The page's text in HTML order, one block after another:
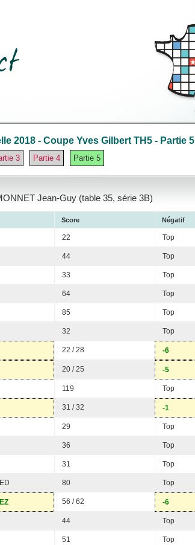
2018 - Coupe Yves Gilbert TH5 - Partie 5
3 Partie 4 Partie 5
Jean-Guy (table 35, série 3B)
Score Négatif
22 Top
44 Top
33 Top
64 Top
85 Top
32 Top
22 / 28 -6
20 / 25 -5
119 Top
31 / 32 -1
29 Top
36 Top
31 Top
80 Top
56 / 62 -6
44 Top
51 Top